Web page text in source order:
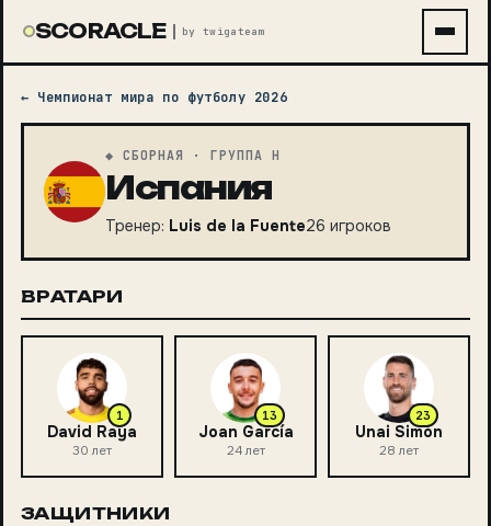
SCORACLE by twigateam
← Чемпионат мира по футболу 2026
◆ СБОРНАЯ · ГРУППА H
Испания
Тренер: Luis de la Fuente26 игроков
ВРАТАРИ
1
David Raya
30 лет
13
Joan García
24лет
23
Unai Simón
28 лет
ЗАЩИТНИКИ